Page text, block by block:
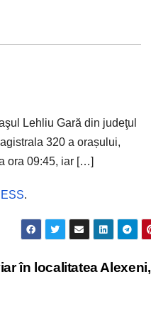
Lehliu Gară din judeţul
320 a orașului,
ora 09:45, iar […]
.
în localitatea Alexeni,